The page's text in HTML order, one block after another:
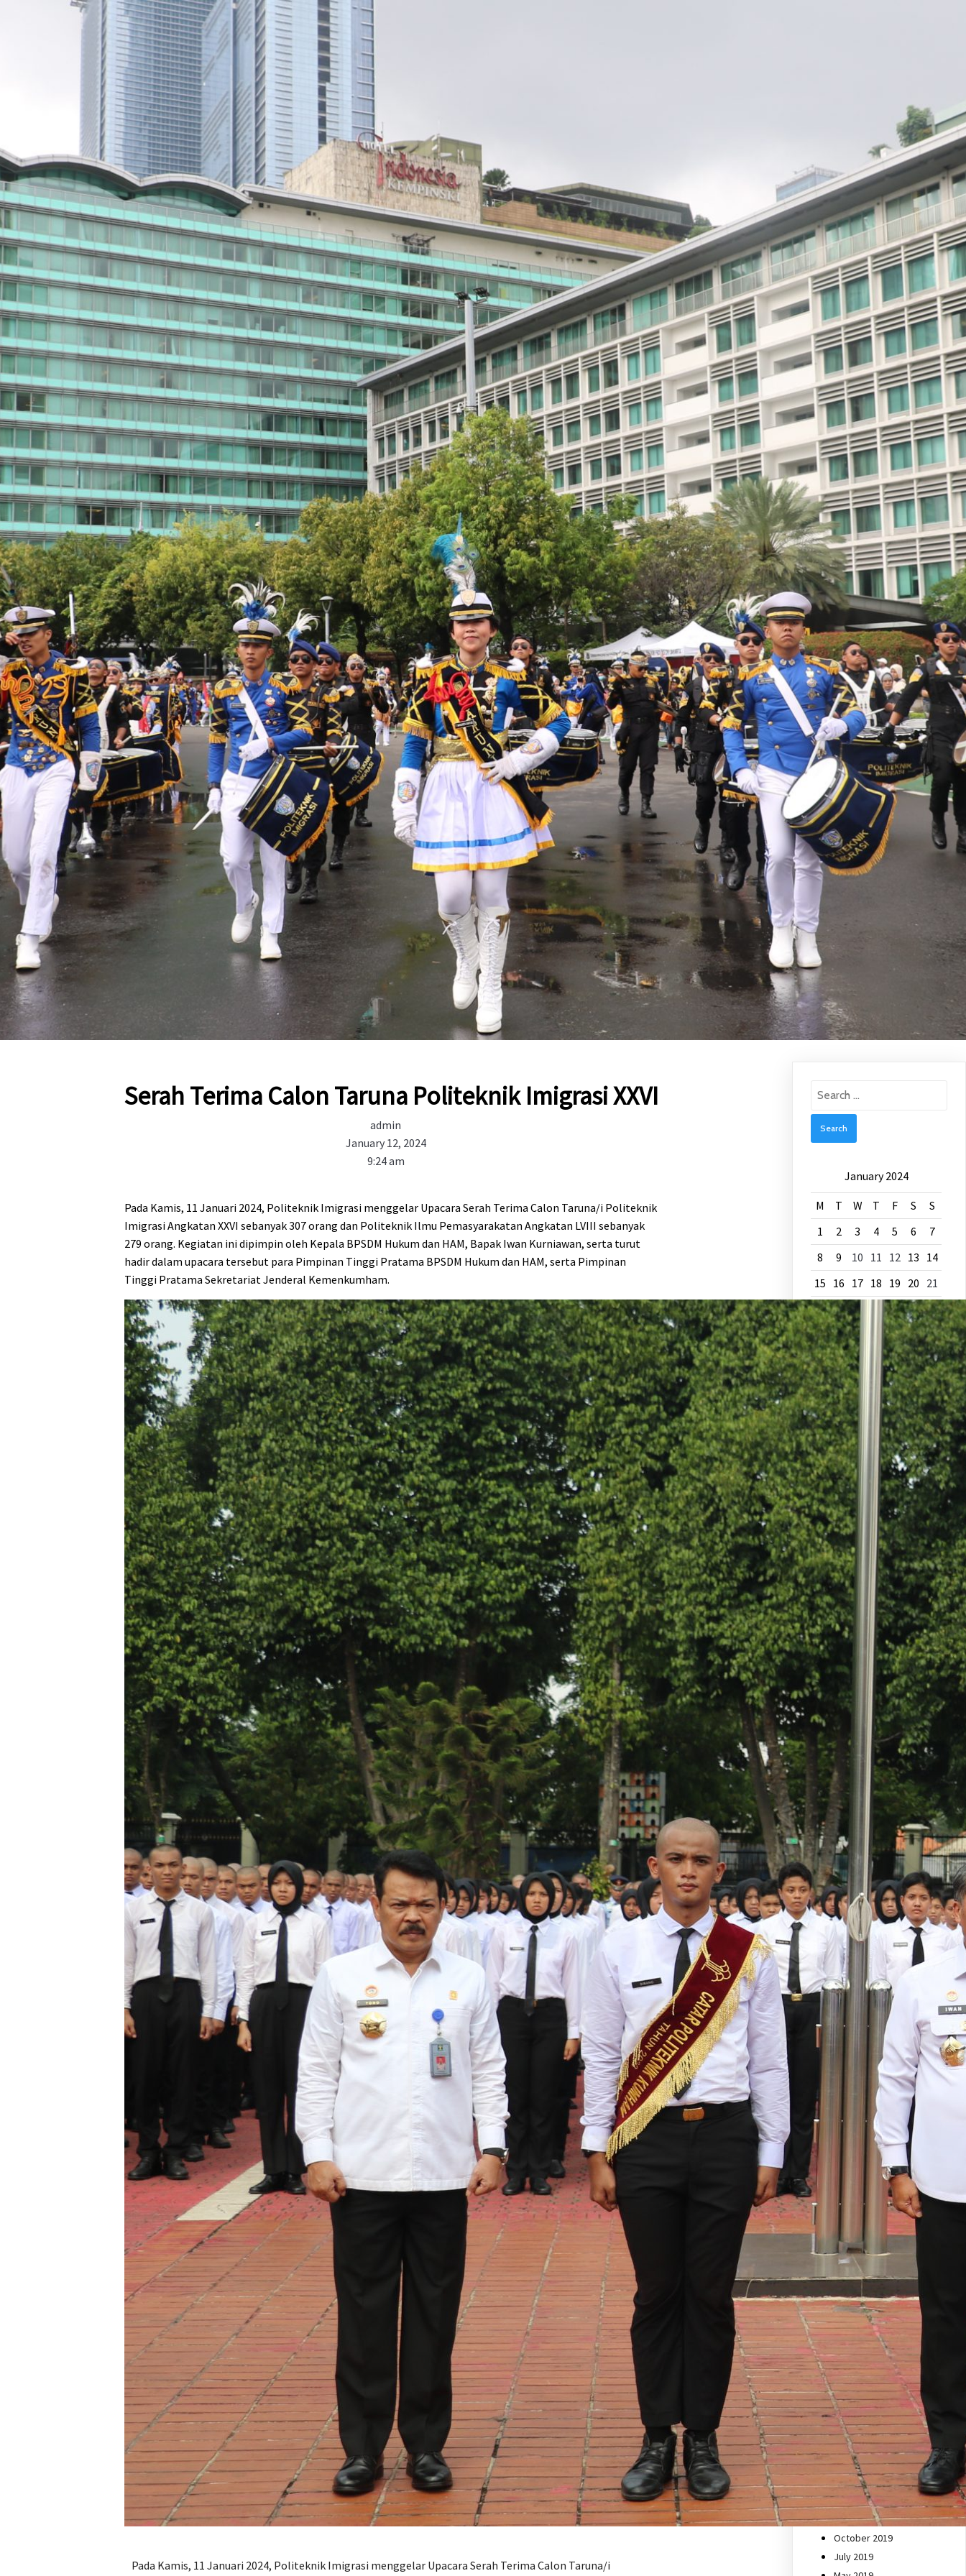
Serah Terima Calon Taruna Politeknik Imigrasi XXVI
admin
January 12, 2024
9:24 am
Pada Kamis, 11 Januari 2024, Politeknik Imigrasi menggelar Upacara Serah Terima Calon Taruna/i Politeknik
Imigrasi Angkatan XXVI sebanyak 307 orang dan Politeknik Ilmu Pemasyarakatan Angkatan LVIII sebanyak
279 orang. Kegiatan ini dipimpin oleh Kepala BPSDM Hukum dan HAM, Bapak Iwan Kurniawan, serta turut
hadir dalam upacara tersebut para Pimpinan Tinggi Pratama BPSDM Hukum dan HAM, serta Pimpinan
Tinggi Pratama Sekretariat Jenderal Kemenkumham.
Pada Kamis, 11 Januari 2024, Politeknik Imigrasi menggelar Upacara Serah Terima Calon Taruna/i
Search
January 2024
M T W T F S
S
1
2 3 4 5 6
7
8
9 10 11 12 13 14
15 16 17 18 19 20 21
22 23 24 26 27 28
29 30 31
« Dec Mar »
Recent
Posts
Hasil survei IPK dan IKM
Bulan Agustus Politeknik
Imigrasi
SHARING KNOWLEDGE
MANAJEMEN RISIKO BAGI
TARUNA TINGKAT IV TAHUN
2024
Pembukaan Pelatihan
Kesamptaan Calon Taruna
Politeknik Imigrasi XXV
Serah Terima Calon Taruna
Politeknik Imigrasi XXVI
Kedatangan Calon Taruna
di Kampus Poltekim
Gandul
Archives
September 2024
March 2024
January 2024
December 2023
October 2023
September 2023
August 2023
July 2023
June 2023
March 2023
February 2023
January 2023
December 2022
October 2022
September 2022
August 2022
March 2022
February 2022
January 2022
July 2021
June 2021
December 2020
November 2020
October 2020
September 2020
August 2020
July 2020
June 2020
May 2020
April 2020
March 2020
February 2020
January 2020
December 2019
November 2019
October 2019
July 2019